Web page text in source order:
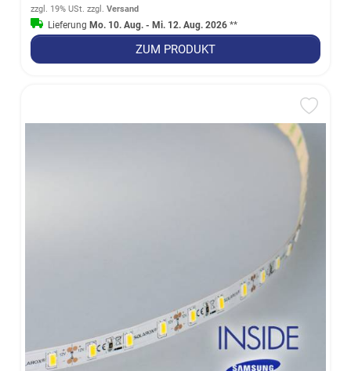
zzgl. 19% USt. zzgl.Versand
Lieferung Mo. 10. Aug. - Mi. 12. Aug. 2026 **
ZUM PRODUKT